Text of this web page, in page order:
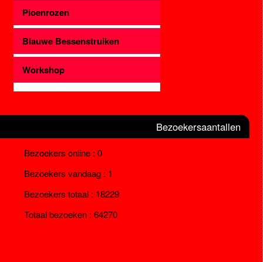
Pioenrozen
Blauwe Bessenstruiken
Workshop
Bezoekersaantallen
Bezoekers online : 0
Bezoekers vandaag : 1
Bezoekers totaal : 18229
Totaal bezoeken : 64270